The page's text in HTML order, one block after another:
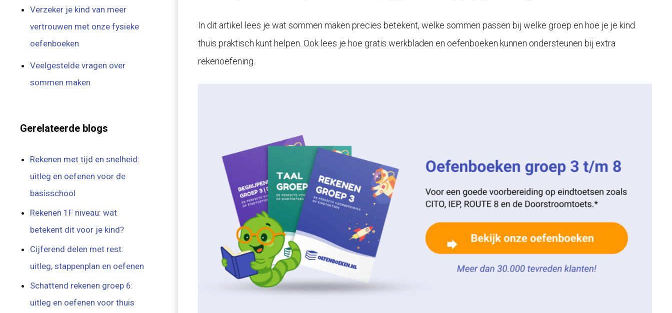
In dit artikel lees je wat sommen maken precies betekent, welke sommen passen bij welke groep en hoe je je kind
thuis praktisch kunt helpen. Ook lees je hoe gratis werkbladen en oefenboeken kunnen ondersteunen bij extra
rekenoefening.
Verzeker je kind van meer
vertrouwen met onze fysieke
oefenboeken
Veelgestelde vragen over
sommen maken
Gerelateerde blogs
Rekenen met tijd en snelheid:
uitleg en oefenen voor de
basisschool
Rekenen 1F niveau: wat
betekent dit voor je kind?
Cijferend delen met rest:
uitleg, stappenplan en oefenen
Schattend rekenen groep 6:
uitleg en oefenen voor thuis